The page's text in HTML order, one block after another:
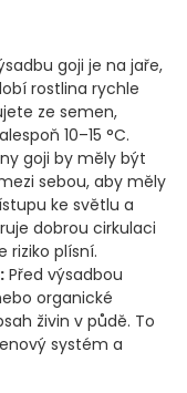
goji je na jaře,
rostlina rychle
ze semen,
10–15 °C.
goji by měly být
sebou, aby měly
ke světlu a
dobrou cirkulaci
riziko plísní.
Před výsadbou
organické
živin v půdě. To
systém a